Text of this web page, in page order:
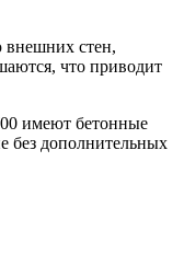
стен,
что приводит
имеют бетонные
без дополнительных